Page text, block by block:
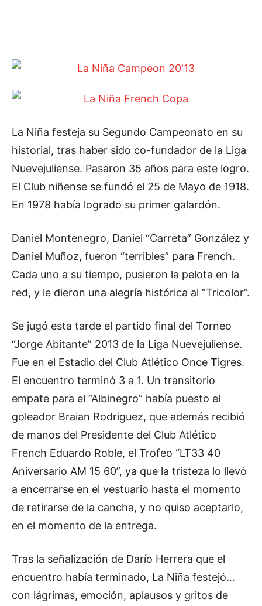
La Niña festeja su Segundo Campeonato en su
historial, tras haber sido co-fundador de la Liga
Nuevejuliense. Pasaron 35 años para este logro.
El Club niñense se fundó el 25 de Mayo de 1918.
En 1978 había logrado su primer galardón.
Daniel Montenegro, Daniel “Carreta” González y
Daniel Muñoz, fueron “terribles” para French.
Cada uno a su tiempo, pusieron la pelota en la
red, y le dieron una alegría histórica al “Tricolor”.
Se jugó esta tarde el partido final del Torneo
“Jorge Abitante” 2013 de la Liga Nuevejuliense.
Fue en el Estadio del Club Atlético Once Tigres.
El encuentro terminó 3 a 1. Un transitorio
empate para el “Albinegro” había puesto el
goleador Braian Rodriguez, que además recibió
de manos del Presidente del Club Atlético
French Eduardo Roble, el Trofeo “LT33 40
Aniversario AM 15 60”, ya que la tristeza lo llevó
a encerrarse en el vestuario hasta el momento
de retirarse de la cancha, y no quiso aceptarlo,
en el momento de la entrega.
Tras la señalización de Darío Herrera que el
encuentro había terminado, La Niña festejó…
con lágrimas, emoción, aplausos y gritos de